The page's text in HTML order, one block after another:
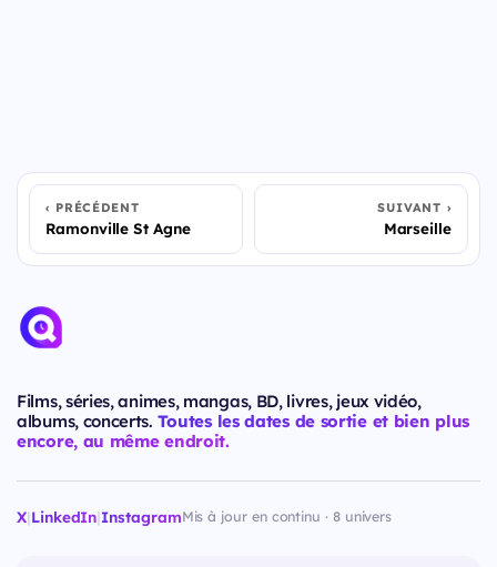
PRÉCÉDENT
Ramonville St Agne
SUIVANT
Marseille
Films, séries, animes, mangas, BD, livres, jeux vidéo,
albums, concerts. Toutes les dates de sortie et bien plus
encore, au même endroit.
X|LinkedIn|InstagramMis à jour en continu · 8 univers